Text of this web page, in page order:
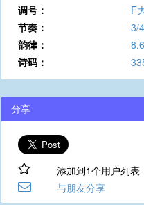
调号：
F
节奏：
3/4
韵律：
诗码：
分享
添加到1个用户列表
与朋友分享